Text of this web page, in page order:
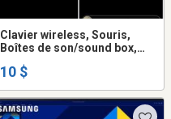
Clavier wireless, Souris,
Boîtes de son/sound box,
10 $